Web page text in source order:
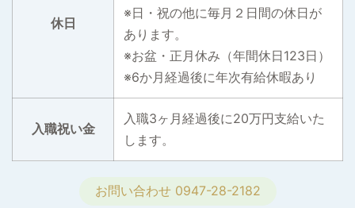
休日
※日・祝の他に毎月２日間の休日が
あります。
※お盆・正月休み（年間休日123日）
※6か月経過後に年次有給休暇あり
入職祝い金
入職3ヶ月経過後に20万円支給いた
します。
お問い合わせ 0947-28-2182